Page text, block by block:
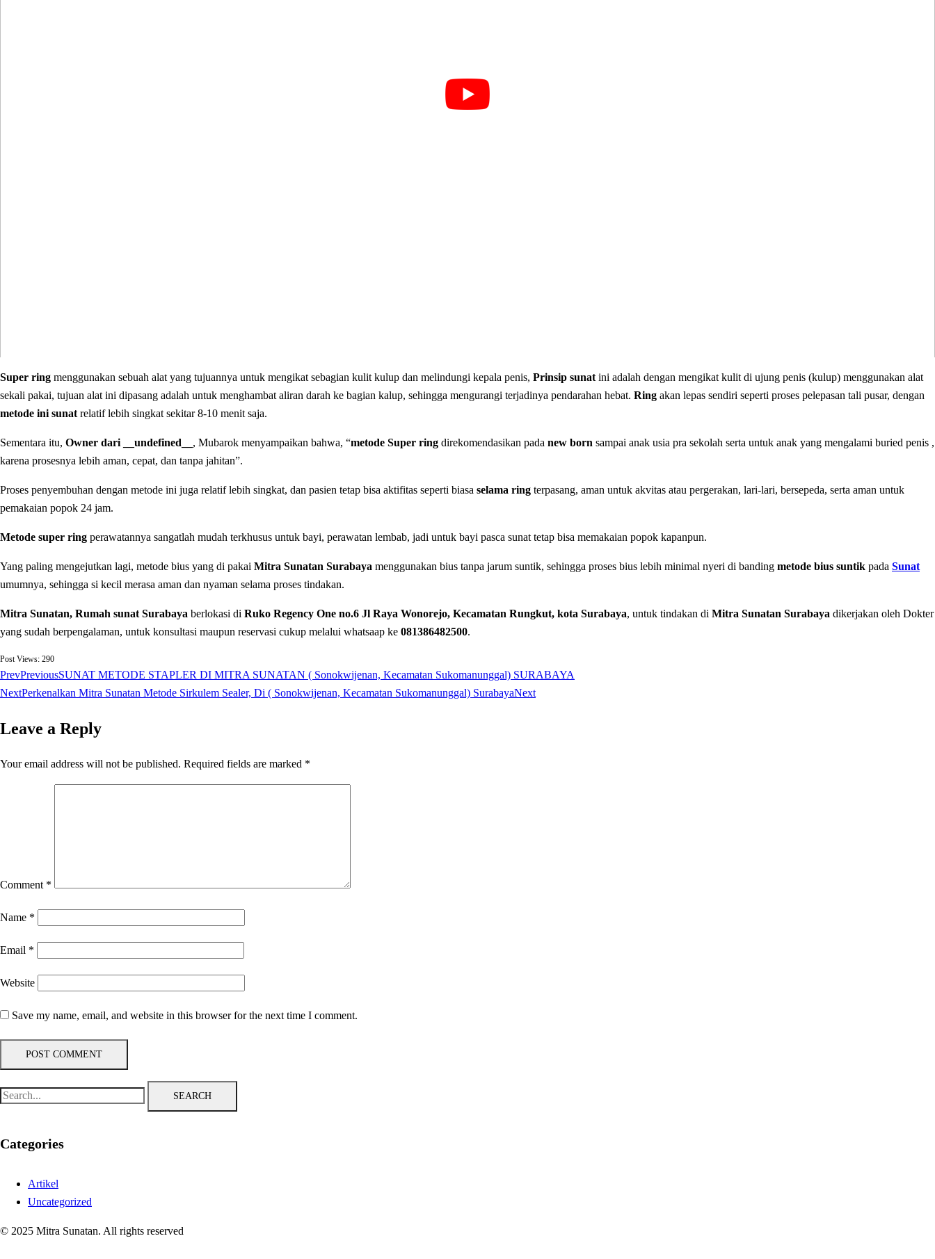
Super ring menggunakan sebuah alat yang tujuannya untuk mengikat sebagian kulit kulup dan melindungi kepala penis, Prinsip sunat ini adalah dengan mengikat kulit di ujung penis (kulup) menggunakan alat
sekali pakai, tujuan alat ini dipasang adalah untuk menghambat aliran darah ke bagian kalup, sehingga mengurangi terjadinya pendarahan hebat. Ring akan lepas sendiri seperti proses pelepasan tali pusar, dengan
metode ini sunat relatif lebih singkat sekitar 8-10 menit saja.
Sementara itu, Owner dari __undefined__ , Mubarok menyampaikan bahwa, “metode Super ring direkomendasikan pada new born sampai anak usia pra sekolah serta untuk anak yang mengalami buried penis ,
karena prosesnya lebih aman, cepat, dan tanpa jahitan”.
Proses penyembuhan dengan metode ini juga relatif lebih singkat, dan pasien tetap bisa aktifitas seperti biasa selama ring terpasang, aman untuk akvitas atau pergerakan, lari-lari, bersepeda, serta aman untuk
pemakaian popok 24 jam.
Metode super ring perawatannya sangatlah mudah terkhusus untuk bayi, perawatan lembab, jadi untuk bayi pasca sunat tetap bisa memakaian popok kapanpun.
Yang paling mengejutkan lagi, metode bius yang di pakai Mitra Sunatan Surabaya menggunakan bius tanpa jarum suntik, sehingga proses bius lebih minimal nyeri di banding metode bius suntik pada Sunat
umumnya, sehingga si kecil merasa aman dan nyaman selama proses tindakan.
Mitra Sunatan, Rumah sunat Surabaya berlokasi di Ruko Regency One no.6 Jl Raya Wonorejo, Kecamatan Rungkut, kota Surabaya, untuk tindakan di Mitra Sunatan Surabaya dikerjakan oleh Dokter
yang sudah berpengalaman, untuk konsultasi maupun reservasi cukup melalui whatsaap ke 081386482500.
Post Views: 290
PrevPreviousSUNAT METODE STAPLER DI MITRA SUNATAN ( Sonokwijenan, Kecamatan Sukomanunggal) SURABAYA
NextPerkenalkan Mitra Sunatan Metode Sirkulem Sealer, Di ( Sonokwijenan, Kecamatan Sukomanunggal) SurabayaNext
Leave a Reply
Your email address will not be published. Required fields are marked *
Comment *
Name *
Email *
Website
Save my name, email, and website in this browser for the next time I comment.
SEARCH
Categories
Artikel
Uncategorized
© 2025 Mitra Sunatan. All rights reserved